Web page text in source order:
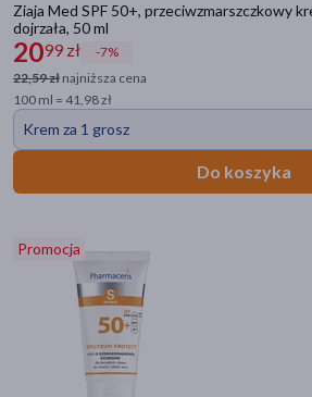
Ziaja Med SPF 50+, przeciwzmarszczkowy
dojrzała, 50 ml
2099 zł
-7%
22,59 zł najniższa cena
100 ml = 41,98 zł
Krem za 1 grosz
Do koszyka
Promocja
Kategorie produktów
Kosmetyki do opalania
Emulsja do opalania
Kremy z filtrem
Kremy z filtrem do ciała
Kremy z filtrem do twarzy